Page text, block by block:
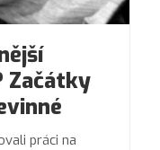
Začátky
práci na